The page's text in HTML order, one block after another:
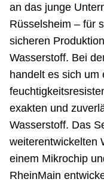
an das junge
Rüsselsheim – für
sicheren
Wasserstoff. Bei
handelt es sich um
exakten und
Wasserstoff. Das
weiterentwickelten
einem Mikrochip
RheinMain